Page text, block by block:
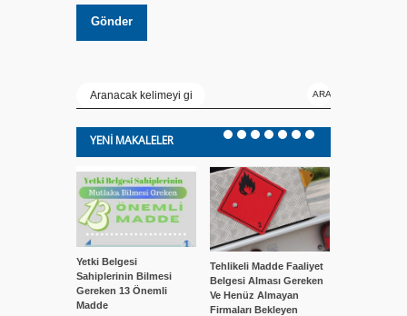
YENI MAKALELER
Yetki Belgesi
Sahiplerinin Bilmesi
Gereken 13 Önemli
Madde
Tehlikeli Madde Faaliyet
Belgesi Alması Gereken
Ve Henüz Almayan
Firmaları Bekleyen